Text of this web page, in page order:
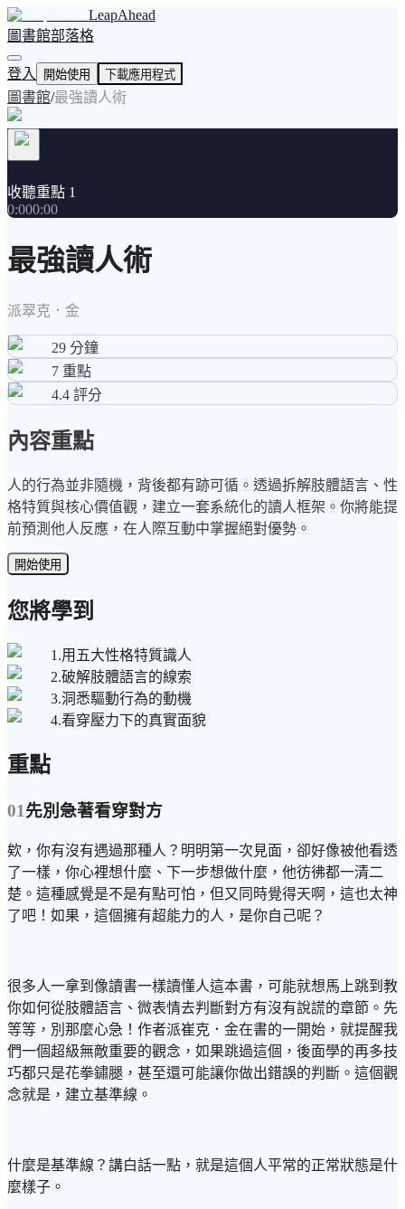
LeapAhead
圖書館部落格
登入 開始使用 下載應用程式
圖書館/最強讀人術
收聽重點 1
0:000:00
最強讀人術
派翠克．金
29 分鐘
7 重點
4.4 評分
內容重點
人的行為並非隨機，背後都有跡可循。透過拆解肢體語言、性
格特質與核心價值觀，建立一套系統化的讀人框架。你將能提
前預測他人反應，在人際互動中掌握絕對優勢。
開始使用
您將學到
1.用五大性格特質識人
2.破解肢體語言的線索
3.洞悉驅動行為的動機
4.看穿壓力下的真實面貌
重點
01先別急著看穿對方
欸，你有沒有遇過那種人？明明第一次見面，卻好像被他看透
了一樣，你心裡想什麼、下一步想做什麼，他彷彿都一清二
楚。這種感覺是不是有點可怕，但又同時覺得天啊，這也太神
了吧！如果，這個擁有超能力的人，是你自己呢？
很多人一拿到像讀書一樣讀懂人這本書，可能就想馬上跳到教
你如何從肢體語言、微表情去判斷對方有沒有說謊的章節。先
等等，別那麼心急！作者派崔克．金在書的一開始，就提醒我
們一個超級無敵重要的觀念，如果跳過這個，後面學的再多技
巧都只是花拳鏽腿，甚至還可能讓你做出錯誤的判斷。這個觀
念就是，建立基準線。
什麼是基準線？講白話一點，就是這個人平常的正常狀態是什
麼樣子。